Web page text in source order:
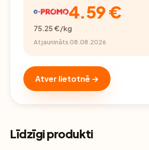
4.59 €
75.25 €/kg
Atjaunināts 08.08.2026
Atver lietotnē →
Līdzīgi produkti